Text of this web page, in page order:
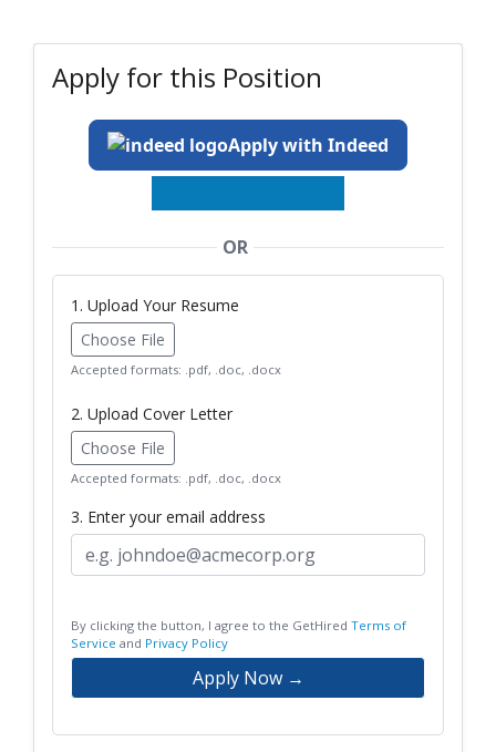
Apply for this Position
Apply with Indeed
OR
1. Upload Your Resume
Choose File
Accepted formats: .pdf, .doc, .docx
2. Upload Cover Letter
Choose File
Accepted formats: .pdf, .doc, .docx
3. Enter your email address
By clicking the button, I agree to the GetHired Terms of
Service and Privacy Policy
Apply Now →